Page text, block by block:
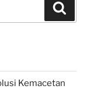
Kemacetan